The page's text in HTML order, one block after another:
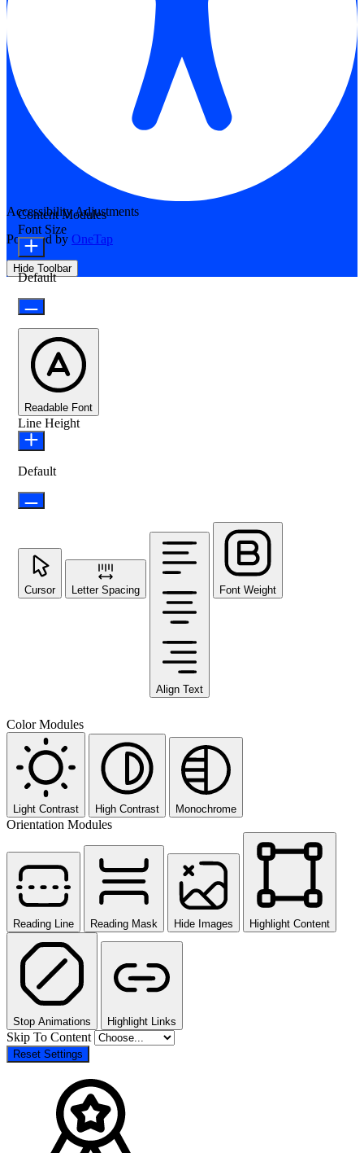
Accessibility Adjustments
Powered by OneTap
Hide Toolbar
Content Modules
Font Size
Default
Readable Font
Line Height
Default
Cursor Letter Spacing
Align Text
Font Weight
Color Modules
Light Contrast High Contrast Monochrome
Orientation Modules
Reading Line Reading Mask Hide Images Highlight Content
Stop Animations Highlight Links
Skip To Content
Reset Settings